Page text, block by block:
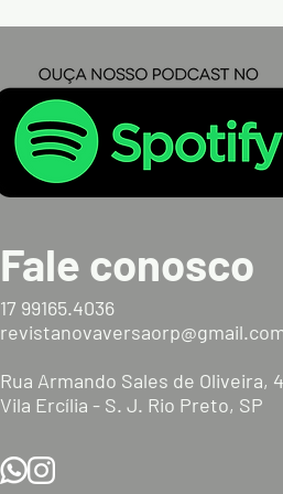
Fale conosco
17 99165.4036
Rua Armando Sales de Oliveira,
Vila Ercília - S. J. Rio Preto, SP